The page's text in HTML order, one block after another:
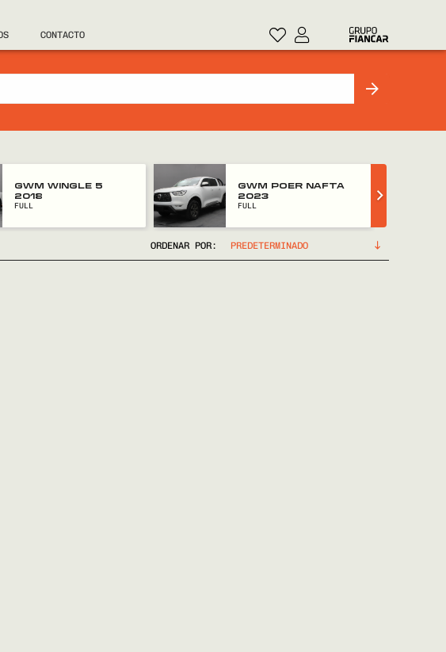
CONTACTO
GWM WINGLE 5
2018
FULL
GWM POER NAFTA
2023
FULL
ORDENAR POR: